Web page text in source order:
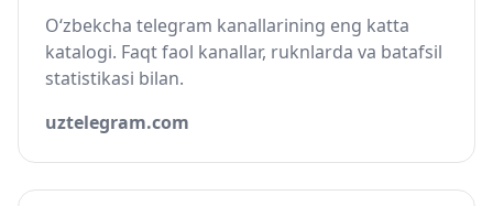
O‘zbekcha telegram kanallarining eng katta
katalogi. Faqt faol kanallar, ruknlarda va batafsil
statistikasi bilan.
uztelegram.com